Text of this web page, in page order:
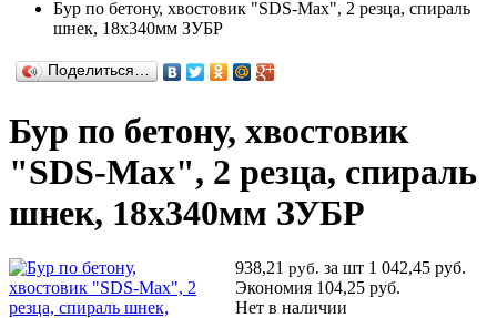
Бур по бетону, хвостовик "SDS-Max", 2 резца, спираль
шнек, 18х340мм ЗУБР
Поделиться…
Бур по бетону, хвостовик
"SDS-Max", 2 резца, спираль
шнек, 18х340мм ЗУБР
938,21 руб. за шт 1 042,45 руб.
Экономия 104,25 руб.
Нет в наличии